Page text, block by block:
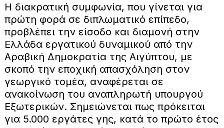
H διακρατική συμφωνία, που γίνεται για
πρώτη φορά σε διπλωματικό επίπεδο,
προβλέπει την είσοδο και διαμονή στην
Ελλάδα εργατικού δυναμικού από την
Αραβική Δημοκρατία της Αιγύπτου, με
σκοπό την εποχική απασχόληση στον
γεωργικό τομέα, αναφέρεται σε
ανακοίνωση του αναπληρωτή υπουργού
Εξωτερικών. Σημειώνεται πως πρόκειται
για 5.000 εργάτες γης, κατά το πρώτο έτος